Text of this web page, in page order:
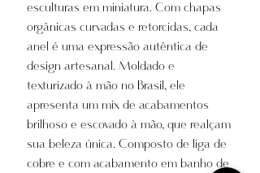
esculturas em miniatura. Com chapas
orgânicas curvadas e retorcidas, cada
anel é uma expressão autêntica de
design artesanal. Moldado e
texturizado à mão no Brasil, ele
apresenta um mix de acabamentos
brilhoso e escovado à mão, que realçam
sua beleza única. Composto de liga de
cobre e com acabamento em banho de